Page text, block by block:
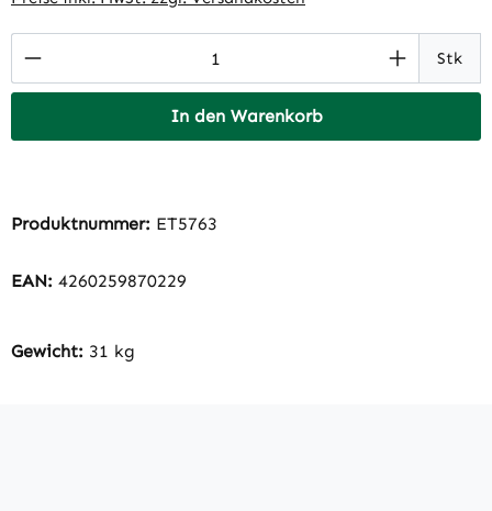
Produkt Anzahl: Gib den gewünschtenStk
In den Warenkorb
Produktnummer: ET5763
EAN: 4260259870229
Gewicht: 31 kg